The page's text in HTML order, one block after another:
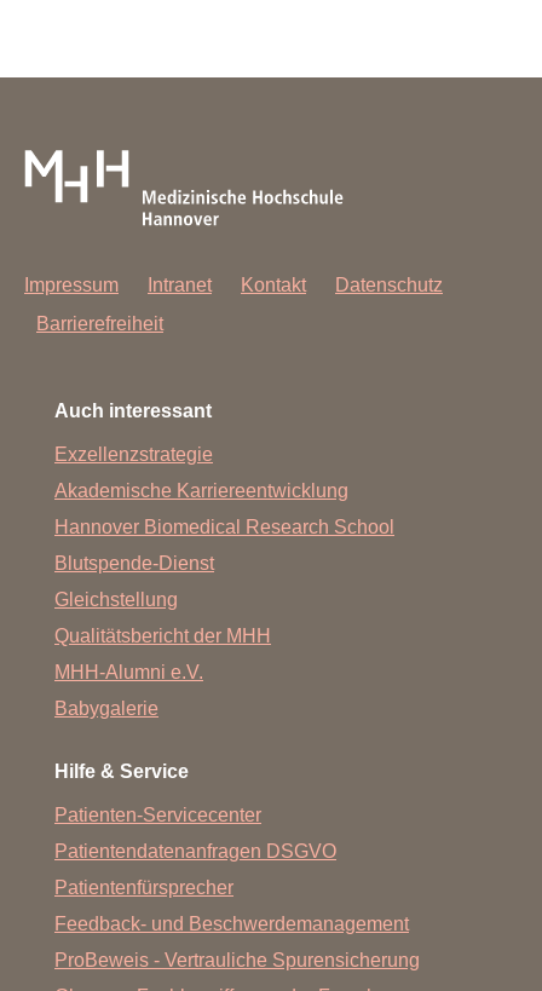
Impressum Intranet Kontakt
Datenschutz
Barrierefreiheit
Auch interessant
Exzellenzstrategie
Akademische Karriereentwicklung
Hannover Biomedical Research School
Blutspende-Dienst
Gleichstellung
Qualitätsbericht der MHH
MHH-Alumni e.V.
Babygalerie
Hilfe & Service
Patienten-Servicecenter
Patientendatenanfragen DSGVO
Patientenfürsprecher
Feedback- und Beschwerdemanagement
ProBeweis - Vertrauliche Spurensicherung